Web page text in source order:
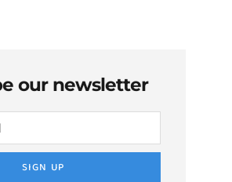
our newsletter
SIGN UP